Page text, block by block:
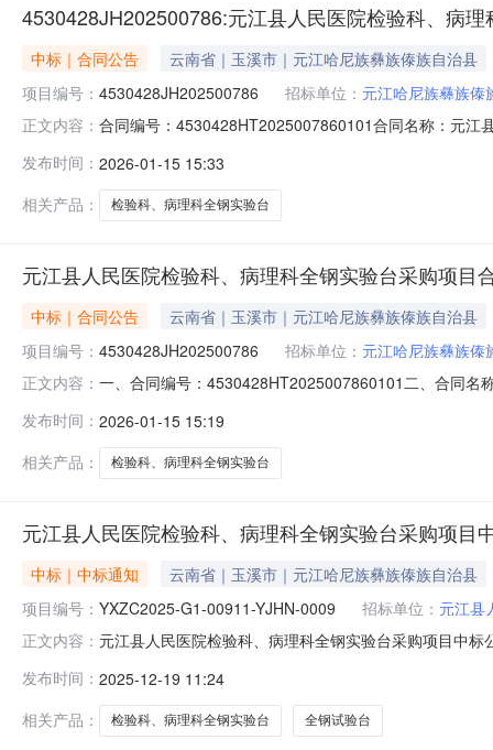
4530428JH202500786:元江县人民医院检验科、病
中标｜合同公告
云南省｜玉溪市｜元江哈尼族彝族傣族自治县
项目编号： 4530428JH202500786 招标单位： 元江哈尼族彝族傣
正文内容： 合同编号：4530428HT2025007860101合同名称：元江
238766.00元合同签订日期：2026-01-14合同公告日期
发布时间： 2026-01-15 15:33
相关产品：
检验科、病理科全钢实验台
元江县人民医院检验科、病理科全钢实验台采购项目
中标｜合同公告
云南省｜玉溪市｜元江哈尼族彝族傣族自治县
项目编号： 4530428JH202500786 招标单位： 元江哈尼族彝族傣
正文内容： 一、合同编号：4530428HT2025007860101二、合同名
方）：南京伟亦辰实验设备有限公司地址：南京市西霞
发布时间： 2026-01-15 15:19
相关产品：
检验科、病理科全钢实验台
元江县人民医院检验科、病理科全钢实验台采购项目
中标｜中标通知
云南省｜玉溪市｜元江哈尼族彝族傣族自治县
项目编号： YXZC2025-G1-00911-YJHN-0009 招标单位： 元江县
正文内容： 元江县人民医院检验科、病理科全钢实验台采购项目中
268号服贸区A区9-746中标金额(万元)：23.8766评标方
发布时间： 2025-12-19 11:24
相关产品：
检验科、病理科全钢实验台 全钢试验台